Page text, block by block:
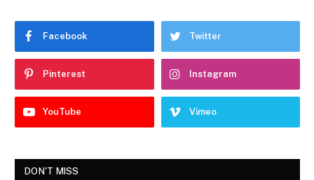
Facebook Twitter
Pinterest Instagram
YouTube Vimeo
DON'T MISS